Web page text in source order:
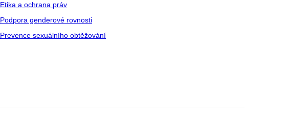
Etika a ochrana práv
Podpora genderové rovnosti
Prevence sexuálního obtěžování